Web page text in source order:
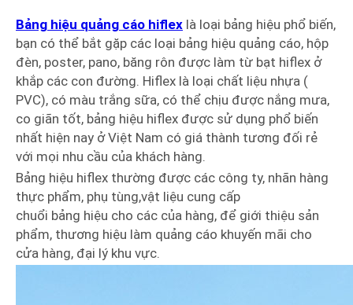
Bảng hiệu quảng cáo hiflex là loại bảng hiệu phổ biến,
bạn có thể bắt gặp các loại bảng hiệu quảng cáo, hộp
đèn, poster, pano, băng rôn được làm từ bạt hiflex ở
khắp các con đường. Hiflex là loại chất liệu nhựa (
PVC), có màu trắng sữa, có thể chịu được nắng mưa,
co giãn tốt, bảng hiệu hiflex được sử dụng phổ biến
nhất hiện nay ở Việt Nam có giá thành tương đối rẻ
với mọi nhu cầu của khách hàng.
Bảng hiệu hiflex thường được các công ty, nhãn hàng
thực phẩm, phụ tùng,vật liệu cung cấp
chuổi bảng hiệu cho các của hàng, để giới thiệu sản
phẩm, thương hiệu làm quảng cáo khuyến mãi cho
cửa hàng, đại lý khu vực.